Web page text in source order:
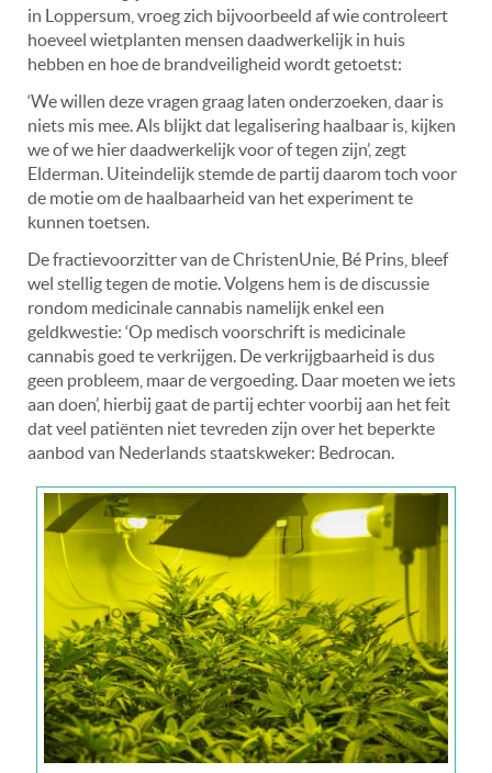
in Loppersum, vroeg zich bijvoorbeeld af wie controleert
hoeveel wietplanten mensen daadwerkelijk in huis
hebben en hoe de brandveiligheid wordt getoetst:
‘We willen deze vragen graag laten onderzoeken, daar is
niets mis mee. Als blijkt dat legalisering haalbaar is, kijken
we of we hier daadwerkelijk voor of tegen zijn’, zegt
Elderman. Uiteindelijk stemde de partij daarom toch voor
de motie om de haalbaarheid van het experiment te
kunnen toetsen.
De fractievoorzitter van de ChristenUnie, Bé Prins, bleef
wel stellig tegen de motie. Volgens hem is de discussie
rondom medicinale cannabis namelijk enkel een
geldkwestie: ‘Op medisch voorschrift is medicinale
cannabis goed te verkrijgen. De verkrijgbaarheid is dus
geen probleem, maar de vergoeding. Daar moeten we iets
aan doen’, hierbij gaat de partij echter voorbij aan het feit
dat veel patiënten niet tevreden zijn over het beperkte
aanbod van Nederlands staatskweker: Bedrocan.